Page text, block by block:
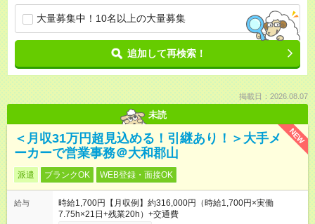
大量募集中！10名以上の大量募集
追加して再検索！
掲載日：2026.08.07
未読
NEW
＜月収31万円超見込める！引継あり！＞大手メ
ーカーで営業事務＠大和郡山
派遣 ブランクOK WEB登録・面接OK
給与
時給1,700円【月収例】約316,000円（時給1,700円×実働
7.75h×21日+残業20h）+交通費